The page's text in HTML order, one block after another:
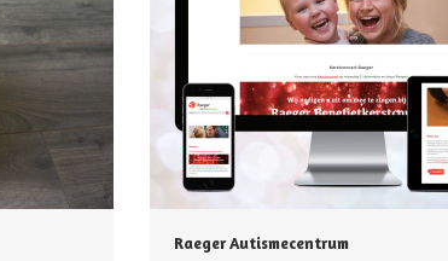
Raeger Autismecentrum